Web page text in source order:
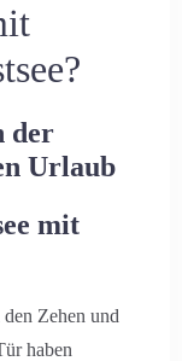
der
Urlaub
mit
Zehen und
haben